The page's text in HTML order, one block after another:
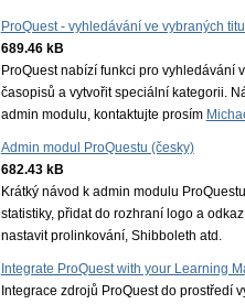
ProQuest - vyhledávání ve vybraných
689.46 kB
ProQuest nabízí funkci pro vyhledávání
časopisů a vytvořit speciální kategorii.
admin modulu, kontaktujte prosím
Admin modul ProQuestu (česky)
682.43 kB
Krátký návod k admin modulu
statistiky, přidat do rozhraní logo a
nastavit prolinkování, Shibboleth atd.
Integrate ProQuest with your Learning
Integrace zdrojů ProQuest do prostředí